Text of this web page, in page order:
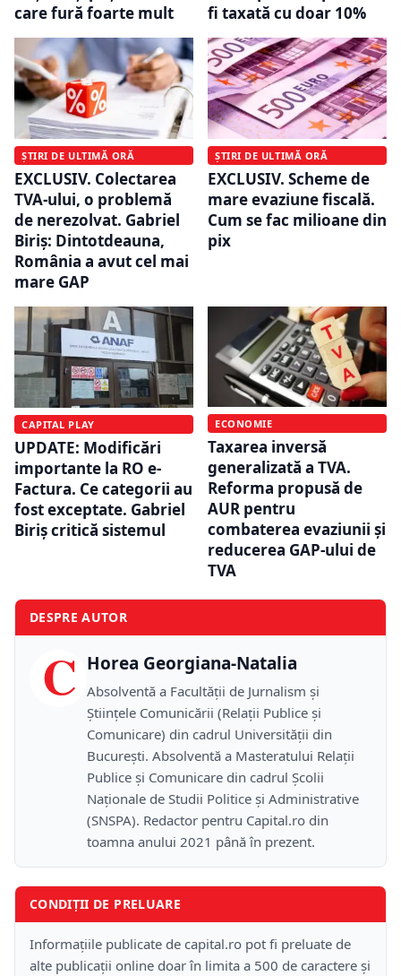
care fură foarte mult
fi taxată cu doar 10%
ȘTIRI DE ULTIMĂ ORĂ
EXCLUSIV. Colectarea
TVA-ului, o problemă
de nerezolvat. Gabriel
Biriș: Dintotdeauna,
România a avut cel mai
mare GAP
ȘTIRI DE ULTIMĂ ORĂ
EXCLUSIV. Scheme de
mare evaziune fiscală.
Cum se fac milioane din
pix
CAPITAL PLAY
UPDATE: Modificări
importante la RO e-
Factura. Ce categorii au
fost exceptate. Gabriel
Biriș critică sistemul
ECONOMIE
Taxarea inversă
generalizată a TVA.
Reforma propusă de
AUR pentru
combaterea evaziunii și
reducerea GAP-ului de
TVA
DESPRE AUTOR
C Horea Georgiana-Natalia
Absolventă a Facultății de Jurnalism și
Științele Comunicării (Relații Publice și
Comunicare) din cadrul Universității din
București. Absolventă a Masteratului Relații
Publice și Comunicare din cadrul Școlii
Naţionale de Studii Politice și Administrative
(SNSPA). Redactor pentru Capital.ro din
toamna anului 2021 până în prezent.
CONDIȚII DE PRELUARE
Informațiile publicate de capital.ro pot fi preluate de
alte publicații online doar în limita a 500 de caractere și